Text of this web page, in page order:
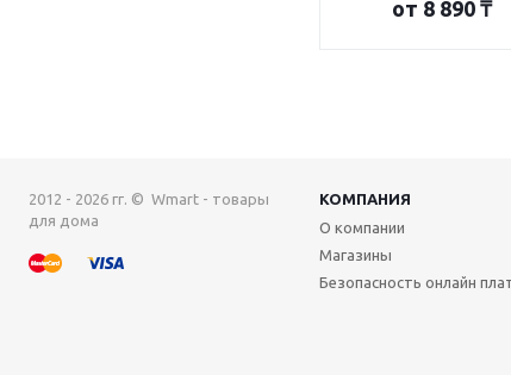
от 8 890 ₸
2012 - 2026 гг. © Wmart - товары
для дома
КОМПАНИЯ
О компании
Магазины
Безопасность онлайн